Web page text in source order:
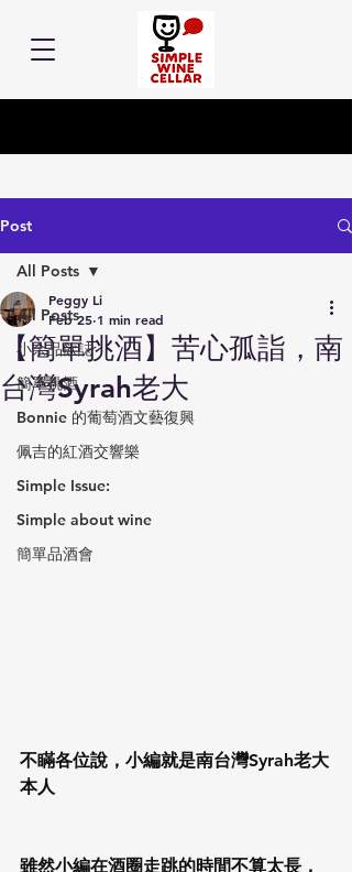
Post
All Posts
小余品飲誌
簡單挑酒
Bonnie 的葡萄酒文藝復興
佩吉的紅酒交響樂
Simple Issue:
Simple about wine
簡單品酒會
All Posts
【簡單挑酒】苦心孤詣，南
台灣Syrah老大
Peggy Li
Feb 25 1 min read
不瞞各位說，小編就是南台灣Syrah老大
本人
雖然小編在酒圈走跳的時間不算太長，